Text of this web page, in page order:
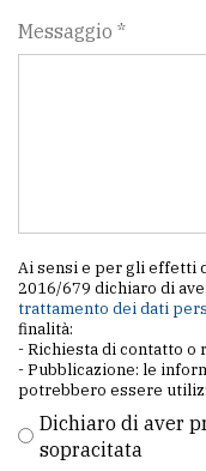
Messaggio *
Ai sensi e per gli effetti
2016/679 dichiaro di
trattamento dei dati
finalità:
- Richiesta di contatto
- Pubblicazione: le
potrebbero essere
Dichiaro di aver
sopracitata